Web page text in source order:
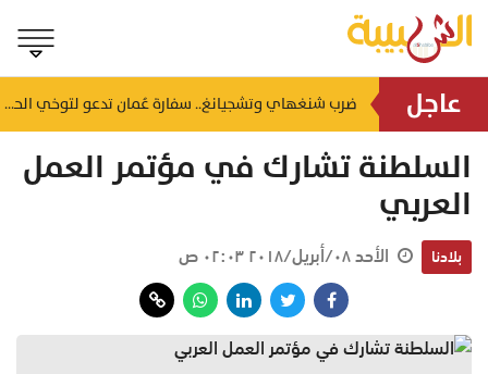
عاجل صعود المؤشر وقيمة التداولات تتجاوز 46 مليون ريال.. ملخص تداولات بورصة مسقط اليوم منذ ١٧ ساعة ضرب شنغهاي وتشجيانغ.. سفارة عُمان تدعو لتوخي الحيطة إثر إعصار مداري بالصين
السلطنة تشارك في مؤتمر العمل
العربي
بلادنا الأحد ٠٨/أبريل/٢٠١٨ ٠٢:٠٣ ص